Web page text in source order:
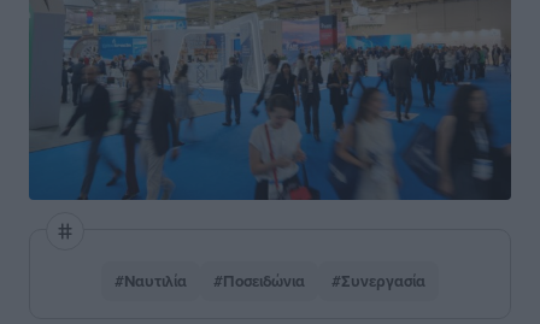
#Ναυτιλία #Ποσειδώνια #Συνεργασία